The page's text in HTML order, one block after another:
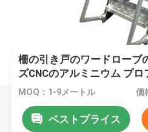
柵の引き戸のワードローブ
ズCNCのアルミニウム プロ
MOQ：1-9メートル 価
ベストプライス